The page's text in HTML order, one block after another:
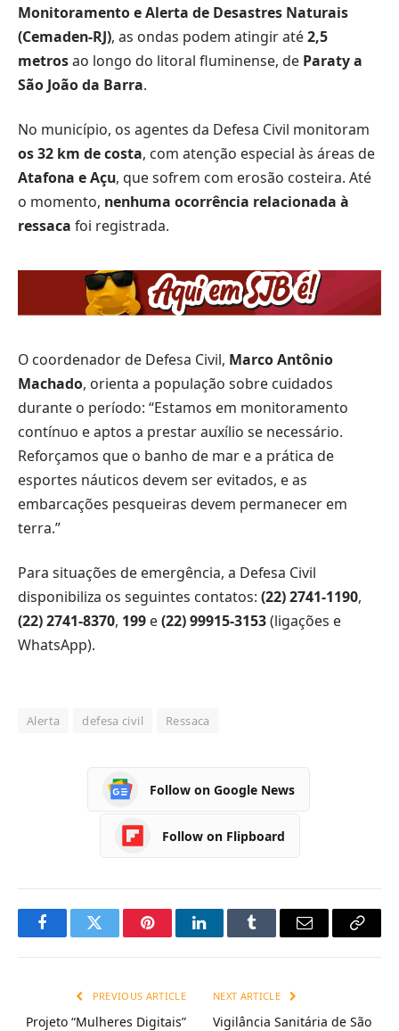
Monitoramento e Alerta de Desastres Naturais
(Cemaden-RJ), as ondas podem atingir até2,5
metrosao longo do litoral fluminense, de Paraty a
São João da Barra.
No município, os agentes da Defesa Civil monitoram
os 32 km de costa, com atenção especial às áreas de
Atafona e Açu, que sofrem com erosão costeira. Até
o momento, nenhuma ocorrência relacionada à
ressaca foi registrada.
O coordenador de Defesa Civil, Marco Antônio
Machado, orienta a população sobre cuidados
durante o período: “Estamos em monitoramento
contínuo e aptos a prestar auxílio se necessário.
Reforçamos que o banho de mar e a prática de
esportes náuticos devem ser evitados, e as
embarcações pesqueiras devem permanecer em
terra.”
Para situações de emergência, a Defesa Civil
disponibiliza os seguintes contatos: (22) 2741-1190,
(22) 2741-8370, 199 e(22) 99915-3153(ligações e
WhatsApp).
Alerta defesa civil Ressaca
Follow on Google News
Follow on Flipboard
FacebookTwitter PinterestLinkedInTumblr Email
Copy
PREVIOUS ARTICLE
Projeto “Mulheres Digitais”
NEXT ARTICLE
Vigilância Sanitária de São